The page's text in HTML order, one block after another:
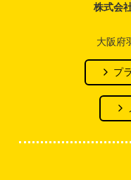
株式会
大阪府
プ